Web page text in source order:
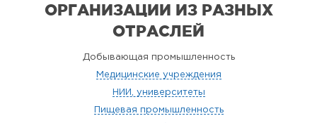
ОРГАНИЗАЦИИ ИЗ РАЗНЫХ
ОТРАСЛЕЙ
Добывающая промышленность
Медицинские учреждения
НИИ, университеты
Пищевая промышленность